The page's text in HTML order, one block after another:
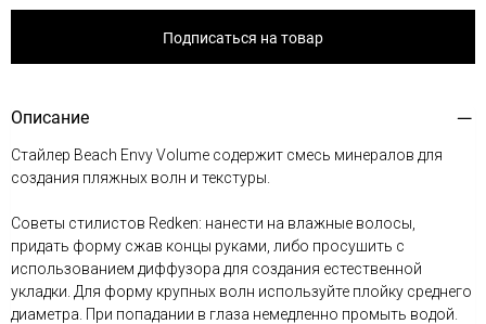
Подписаться на товар
Описание
Стайлер Beach Envy Volume содержит смесь минералов для
создания пляжных волн и текстуры.
Советы стилистов Redken: нанести на влажные волосы,
придать форму сжав концы руками, либо просушить с
использованием диффузора для создания естественной
укладки. Для форму крупных волн используйте плойку среднего
диаметра. При попадании в глаза немедленно промыть водой.